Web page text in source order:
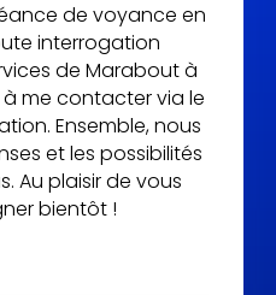
de voyance en
interrogation
de Marabout à
à me contacter via le
Ensemble, nous
et les possibilités
Au plaisir de vous
bientôt !